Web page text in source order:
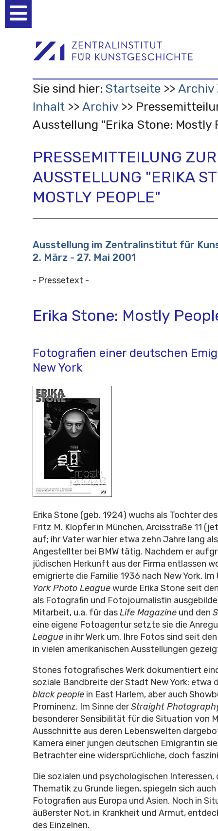
Werkzeuge
Sie sind hier: Startseite
Archiv
Inhalt
Archiv
Ausstellung "Erika Stone: Mostly
PRESSEMITTEILUNG ZUR
AUSSTELLUNG "ERIKA
MOSTLY PEOPLE"
Ausstellung im Zentralinstitut für
2. März - 27. Mai 2001
- Pressetext -
Erika Stone: Mostly
Fotografien einer deutschen
New York
Erika Stone (geb. 1924) wuchs als Tochter
Fritz M. Klopfer in München, Arcisstraße 11
auf; ihr Vater war hier etwa zehn Jahre lang
Angestellter bei BMW tätig. Nachdem er
jüdischen Herkunft aus der Firma entlassen
emigrierte die Familie 1936 nach New York.
York Photo Leaguewurde Erika Stone seit
als Fotografin und Fotojournalistin
Mitarbeit, u.a. für dasLife Magazineund den
eine eigene Fotoagentur setzte sie die
Leaguein ihr Werk um. Ihre Fotos sind seit
in vielen amerikanischen Ausstellungen
Stones fotografisches Werk dokumentiert
soziale Bandbreite der Stadt New York: etwa
black peoplein East Harlem, aber auch
Prominenz. Im Sinne derStraight
besonderer Sensibilität für die Situation von
Ausschnitte aus deren Lebenswelten
Kamera einer jungen deutschen Emigrantin
Betrachter eine widersprüchliche, doch
Die sozialen und psychologischen Interessen,
Thematik zu Grunde liegen, spiegeln sich auch
Fotografien aus Europa und Asien. Noch in
äußerster Not, in Krankheit und Armut,
des Einzelnen.